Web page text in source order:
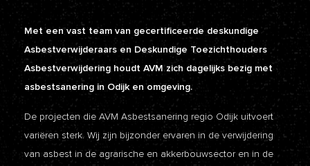
Met een vast team van gecertificeerde deskundige
Asbestverwijderaars en Deskundige Toezichthouders
Asbestverwijdering houdt AVM zich dagelijks bezig met
asbestsanering in Odijk en omgeving.
De projecten die AVM Asbestsanering regio Odijk uitvoert
variëren sterk. Wij zijn bijzonder ervaren in de verwijdering
van asbest in de agrarische en akkerbouwsector en in de